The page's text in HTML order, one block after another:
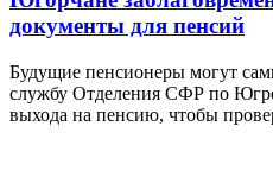
документы для пенсий
Будущие пенсионеры могут
службу Отделения СФР по
выхода на пенсию, чтобы